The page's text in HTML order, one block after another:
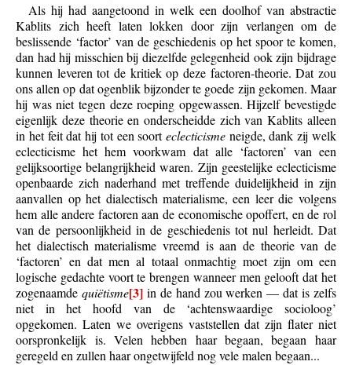
Als hij had aangetoond in welk een doolhof van abstractie
Kablits zich heeft laten lokken door zijn verlangen om de
beslissende ‘factor’ van de geschiedenis op het spoor te komen,
dan had hij misschien bij diezelfde gelegenheid ook zijn bijdrage
kunnen leveren tot de kritiek op deze factoren-theorie. Dat zou
ons allen op dat ogenblik bijzonder te goede zijn gekomen. Maar
hij was niet tegen deze roeping opgewassen. Hijzelf bevestigde
eigenlijk deze theorie en onderscheidde zich van Kablits alleen
in het feit dat hij tot een soorteclecticismeneigde, dank zij welk
eclecticisme het hem voorkwam dat alle ‘factoren’ van een
gelijksoortige belangrijkheid waren. Zijn geestelijke eclecticisme
openbaarde zich naderhand met treffende duidelijkheid in zijn
aanvallen op het dialectisch materialisme, een leer die volgens
hem alle andere factoren aan de economische opoffert, en de rol
van de persoonlijkheid in de geschiedenis tot nul herleidt. Dat
het dialectisch materialisme vreemd is aan de theorie van de
‘factoren’ en dat men al totaal onmachtig moet zijn om een
logische gedachte voort te brengen wanneer men gelooft dat het
zogenaamdequiëtisme[3] in de hand zou werken — dat is zelfs
niet in het hoofd van de ‘achtenswaardige socioloog’
opgekomen. Laten we overigens vaststellen dat zijn flater niet
oorspronkelijk is. Velen hebben haar begaan, begaan haar
geregeld en zullen haar ongetwijfeld nog vele malen begaan...